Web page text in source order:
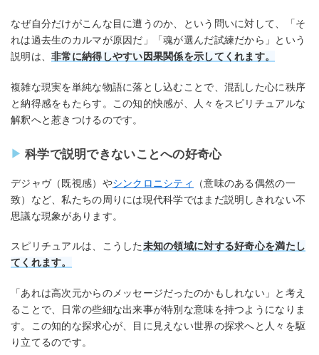
なぜ自分だけがこんな目に遭うのか、という問いに対して、「そ
れは過去生のカルマが原因だ」「魂が選んだ試練だから」という
説明は、非常に納得しやすい因果関係を示してくれます。
複雑な現実を単純な物語に落とし込むことで、混乱した心に秩序
と納得感をもたらす。この知的快感が、人々をスピリチュアルな
解釈へと惹きつけるのです。
科学で説明できないことへの好奇心
デジャヴ（既視感）やシンクロニシティ
（意味のある偶然の一
致）など、私たちの周りには現代科学ではまだ説明しきれない不
思議な現象があります。
スピリチュアルは、こうした未知の領域に対する好奇心を満たし
てくれます。
「あれは高次元からのメッセージだったのかもしれない」と考え
ることで、日常の些細な出来事が特別な意味を持つようになりま
す。この知的な探求心が、目に見えない世界の探求へと人々を駆
り立てるのです。